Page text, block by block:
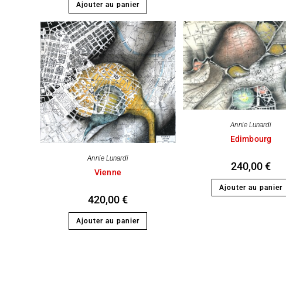
Ajouter au panier
Annie Lunardi
Vienne
420,00€
Ajouter au panier
Annie Lunardi
Edimbourg
240,00€
Ajouter au panier